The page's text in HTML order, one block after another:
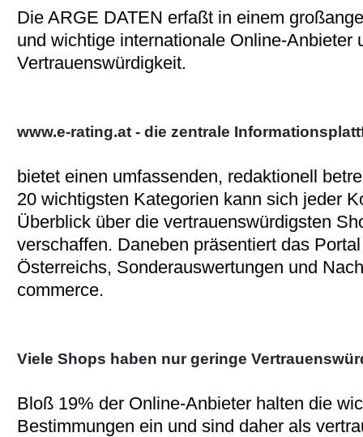
Die ARGE DATEN erfaßt in einem
und wichtige internationale Online-Anbieter
Vertrauenswürdigkeit.
www.e-rating.at - die zentrale
bietet einen umfassenden, redaktionell
20 wichtigsten Kategorien kann sich jeder
Überblick über die vertrauenswürdigsten
verschaffen. Daneben präsentiert das
Österreichs, Sonderauswertungen und
commerce.
Viele Shops haben nur geringe
Bloß 19% der Online-Anbieter halten die
Bestimmungen ein und sind daher als